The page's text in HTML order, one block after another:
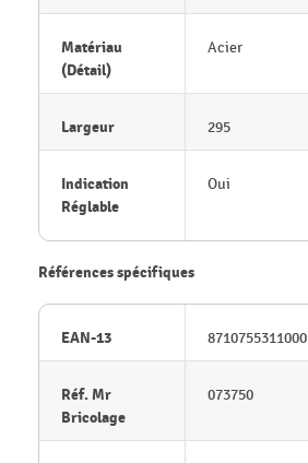
Matériau
(Détail)
Acier
Largeur 295
Indication
Réglable
Oui
Références spécifiques
EAN-13 8710755311000
Réf. Mr
Bricolage
073750